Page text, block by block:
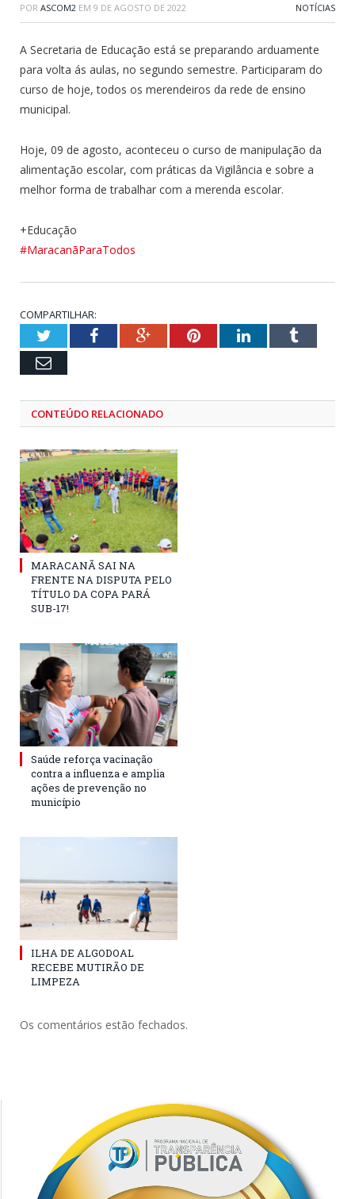
POR ASCOM2 EM 9 DE AGOSTO DE 2022 NOTÍCIAS
A Secretaria de Educação está se preparando arduamente
para volta ás aulas, no segundo semestre. Participaram do
curso de hoje, todos os merendeiros da rede de ensino
municipal.
Hoje, 09 de agosto, aconteceu o curso de manipulação da
alimentação escolar, com práticas da Vigilância e sobre a
melhor forma de trabalhar com a merenda escolar.
+Educação
#MaracanãParaTodos
COMPARTILHAR:
TwitterFacebookGoogle+PinterestLinkedInTumblr
Email
CONTEÚDO RELACIONADO
MARACANÃ SAI NA
FRENTE NA DISPUTA PELO
TÍTULO DA COPA PARÁ
SUB-17!
Saúde reforça vacinação
contra a influenza e amplia
ações de prevenção no
município
ILHA DE ALGODOAL
RECEBE MUTIRÃO DE
LIMPEZA
Os comentários estão fechados.